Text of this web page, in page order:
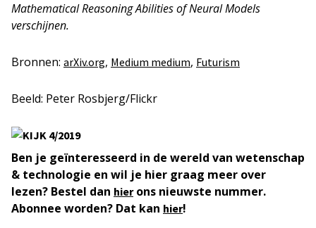
Mathematical Reasoning Abilities of Neural Models
verschijnen.
Bronnen: arXiv.org, Medium medium, Futurism
Beeld: Peter Rosbjerg/Flickr
Ben je geïnteresseerd in de wereld van wetenschap
& technologie en wil je hier graag meer over
lezen? Bestel dan hierons nieuwste nummer.
Abonnee worden? Dat kan hier!